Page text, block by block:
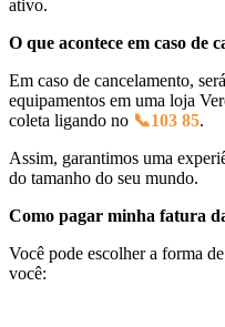
ativo.
O que acontece em caso de
Em caso de cancelamento,
equipamentos em uma loja
coleta ligando no 📞103 85.
Assim, garantimos uma
do tamanho do seu mundo.
Como pagar minha fatura
Você pode escolher a forma
você: